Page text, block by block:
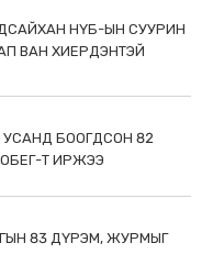
НҮБ-ЫН СУУРИН
ВАН ХИЕРДЭНТЭЙ
УСАНД БООГДСОН 82
Т ИРЖЭЭ
83 ДҮРЭМ, ЖУРМЫГ